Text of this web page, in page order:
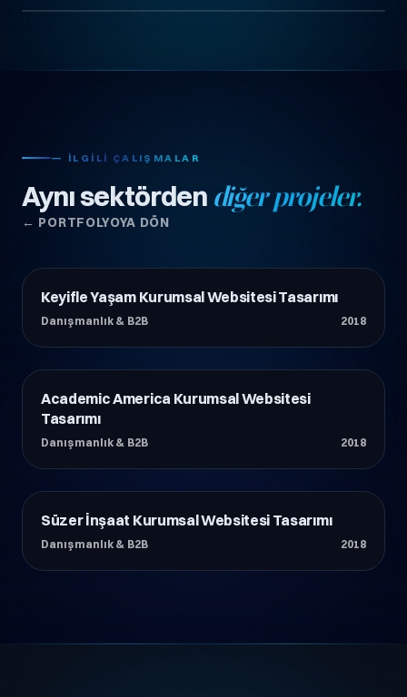
— İLGILI ÇALIŞMALAR
Aynı sektörden diğer projeler.
← PORTFOLYOYA DÖN
Danışmanlık & B2B
Keyifle Yaşam Kurumsal Websitesi Tasarımı
Danışmanlık & B2B 2018
Danışmanlık & B2B
Academic America Kurumsal Websitesi
Tasarımı
Danışmanlık & B2B 2018
Danışmanlık & B2B
Süzer İnşaat Kurumsal Websitesi Tasarımı
Danışmanlık & B2B 2018